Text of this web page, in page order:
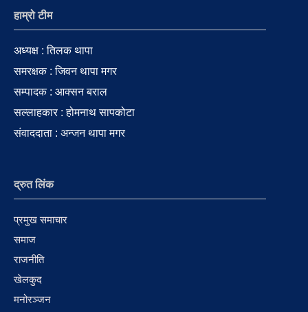
हाम्रो टीम
अध्यक्ष : तिलक थापा
समरक्षक : जिवन थापा मगर
सम्पादक : आक्सन बराल
सल्लाहकार : होमनाथ सापकोटा
संवाददाता : अन्जन थापा मगर
द्रुत लिंक
प्रमुख समाचार
समाज
राजनीति
खेलकुद
मनोरञ्जन